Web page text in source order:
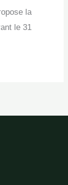
la
le 31